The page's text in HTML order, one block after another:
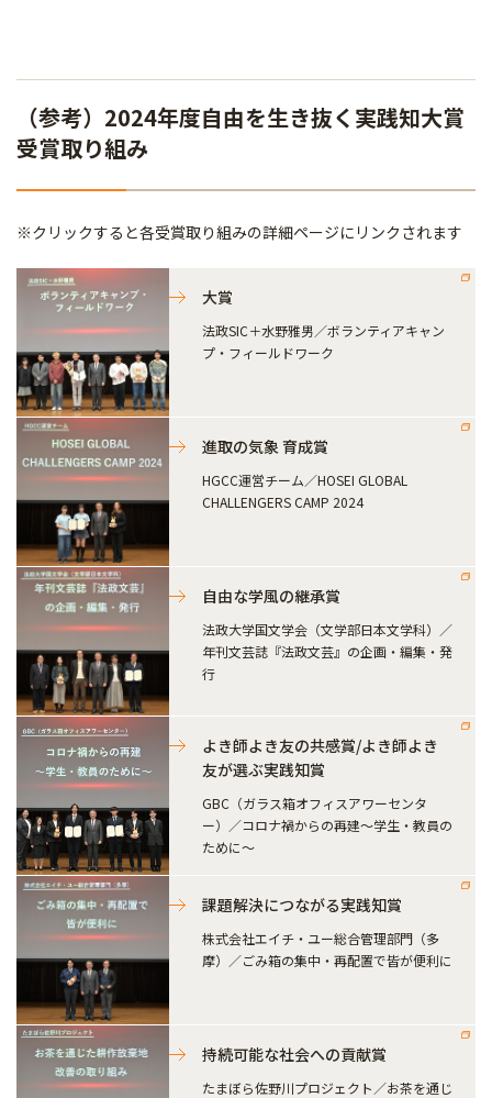
（参考）2024年度自由を生き抜く実践知大賞
受賞取り組み
※クリックすると各受賞取り組みの詳細ページにリンクされます
大賞
法政SIC＋水野雅男／ボランティアキャン
プ・フィールドワーク
進取の気象 育成賞
HGCC運営チーム／HOSEI GLOBAL
CHALLENGERS CAMP 2024
自由な学風の継承賞
法政大学国文学会（文学部日本文学科）／
年刊文芸誌『法政文芸』の企画・編集・発
行
よき師よき友の共感賞/よき師よき
友が選ぶ実践知賞
GBC（ガラス箱オフィスアワーセンタ
ー）／コロナ禍からの再建～学生・教員の
ために～
課題解決につながる実践知賞
株式会社エイチ・ユー総合管理部門（多
摩）／ごみ箱の集中・再配置で皆が便利に
持続可能な社会への貢献賞
たまぼら佐野川プロジェクト／お茶を通じ